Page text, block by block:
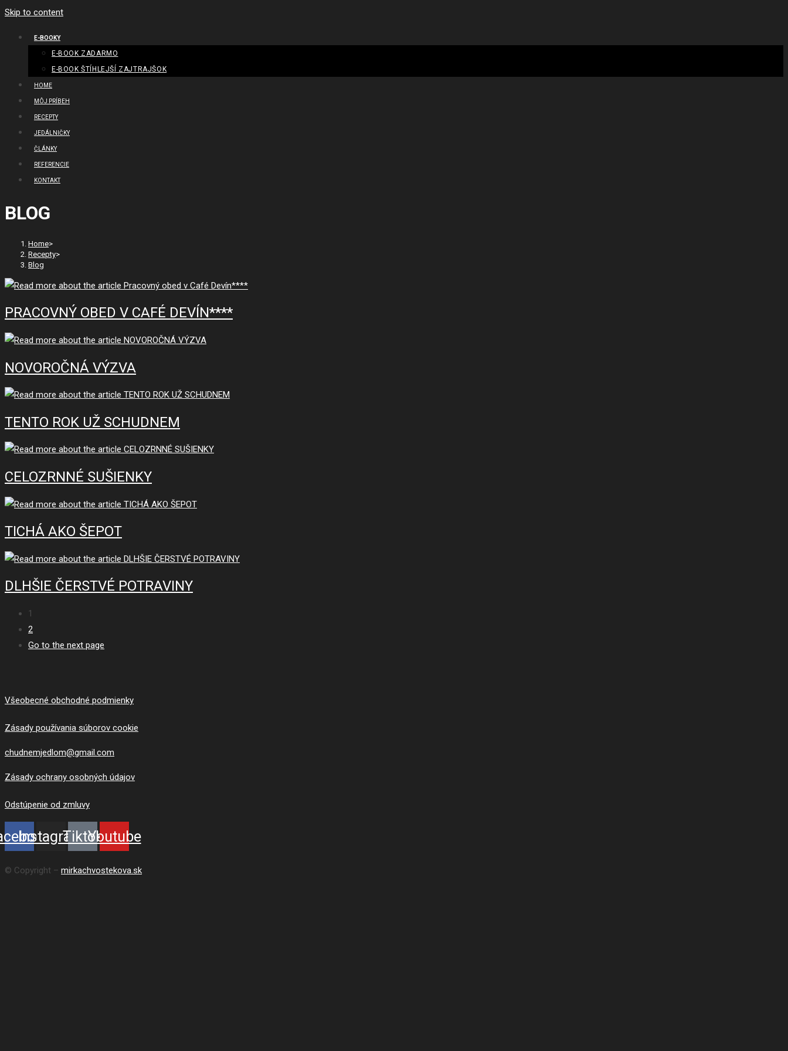
Skip to content
E-BOOKY
E-BOOK ZADARMO
E-BOOK ŠTÍHLEJŠÍ ZAJTRAJŠOK
HOME
MÔJ PRÍBEH
RECEPTY
JEDÁLNIČKY
ČLÁNKY
REFERENCIE
KONTAKT
BLOG
Home>
Recepty>
Blog
PRACOVNÝ OBED V CAFÉ DEVÍN****
NOVOROČNÁ VÝZVA
TENTO ROK UŽ SCHUDNEM
CELOZRNNÉ SUŠIENKY
TICHÁ AKO ŠEPOT
DLHŠIE ČERSTVÉ POTRAVINY
1
2
Go to the next page
Všeobecné obchodné podmienky
Zásady používania súborov cookie
chudnemjedlom@gmail.com
Zásady ochrany osobných údajov
Odstúpenie od zmluvy
InstagramTiktokYoutube
© Copyright – mirkachvostekova.sk